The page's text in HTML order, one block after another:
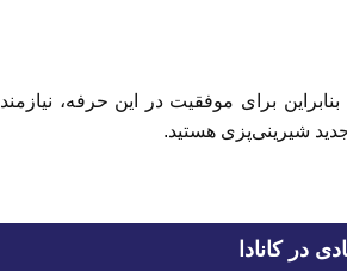
برای موفقیت در این حرفه، نیازمند
شیرینی‌پزی هستید.
در کانادا